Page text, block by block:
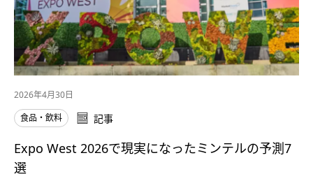
2026年4月30日
食品・飲料
記事
Expo West 2026で現実になったミンテルの予測7
選